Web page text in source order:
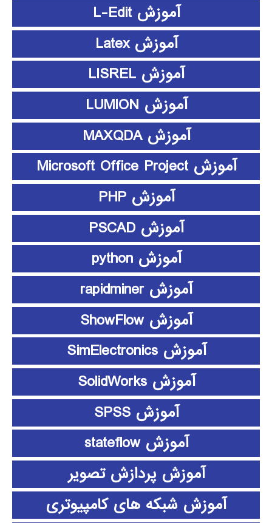
آموزش L-Edit
آموزش Latex
آموزش LISREL
آموزش LUMION
آموزش MAXQDA
آموزش Microsoft Office Project
آموزش PHP
آموزش PSCAD
آموزش python
آموزش rapidminer
آموزش ShowFlow
آموزش SimElectronics
آموزش SolidWorks
آموزش SPSS
آموزش stateflow
آموزش پردازش تصویر
آموزش شبکه های کامپیوتری